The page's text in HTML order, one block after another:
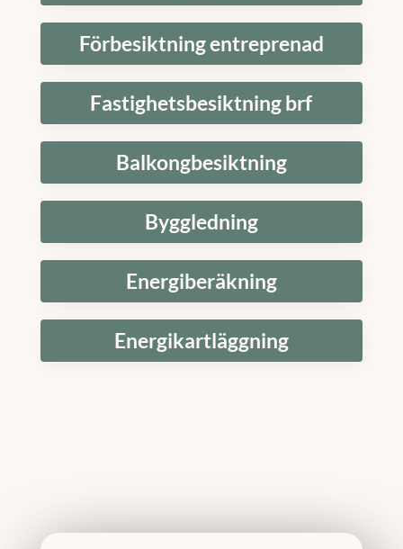
Förbesiktning entreprenad
Fastighetsbesiktning brf
Balkongbesiktning
Byggledning
Energiberäkning
Energikartläggning